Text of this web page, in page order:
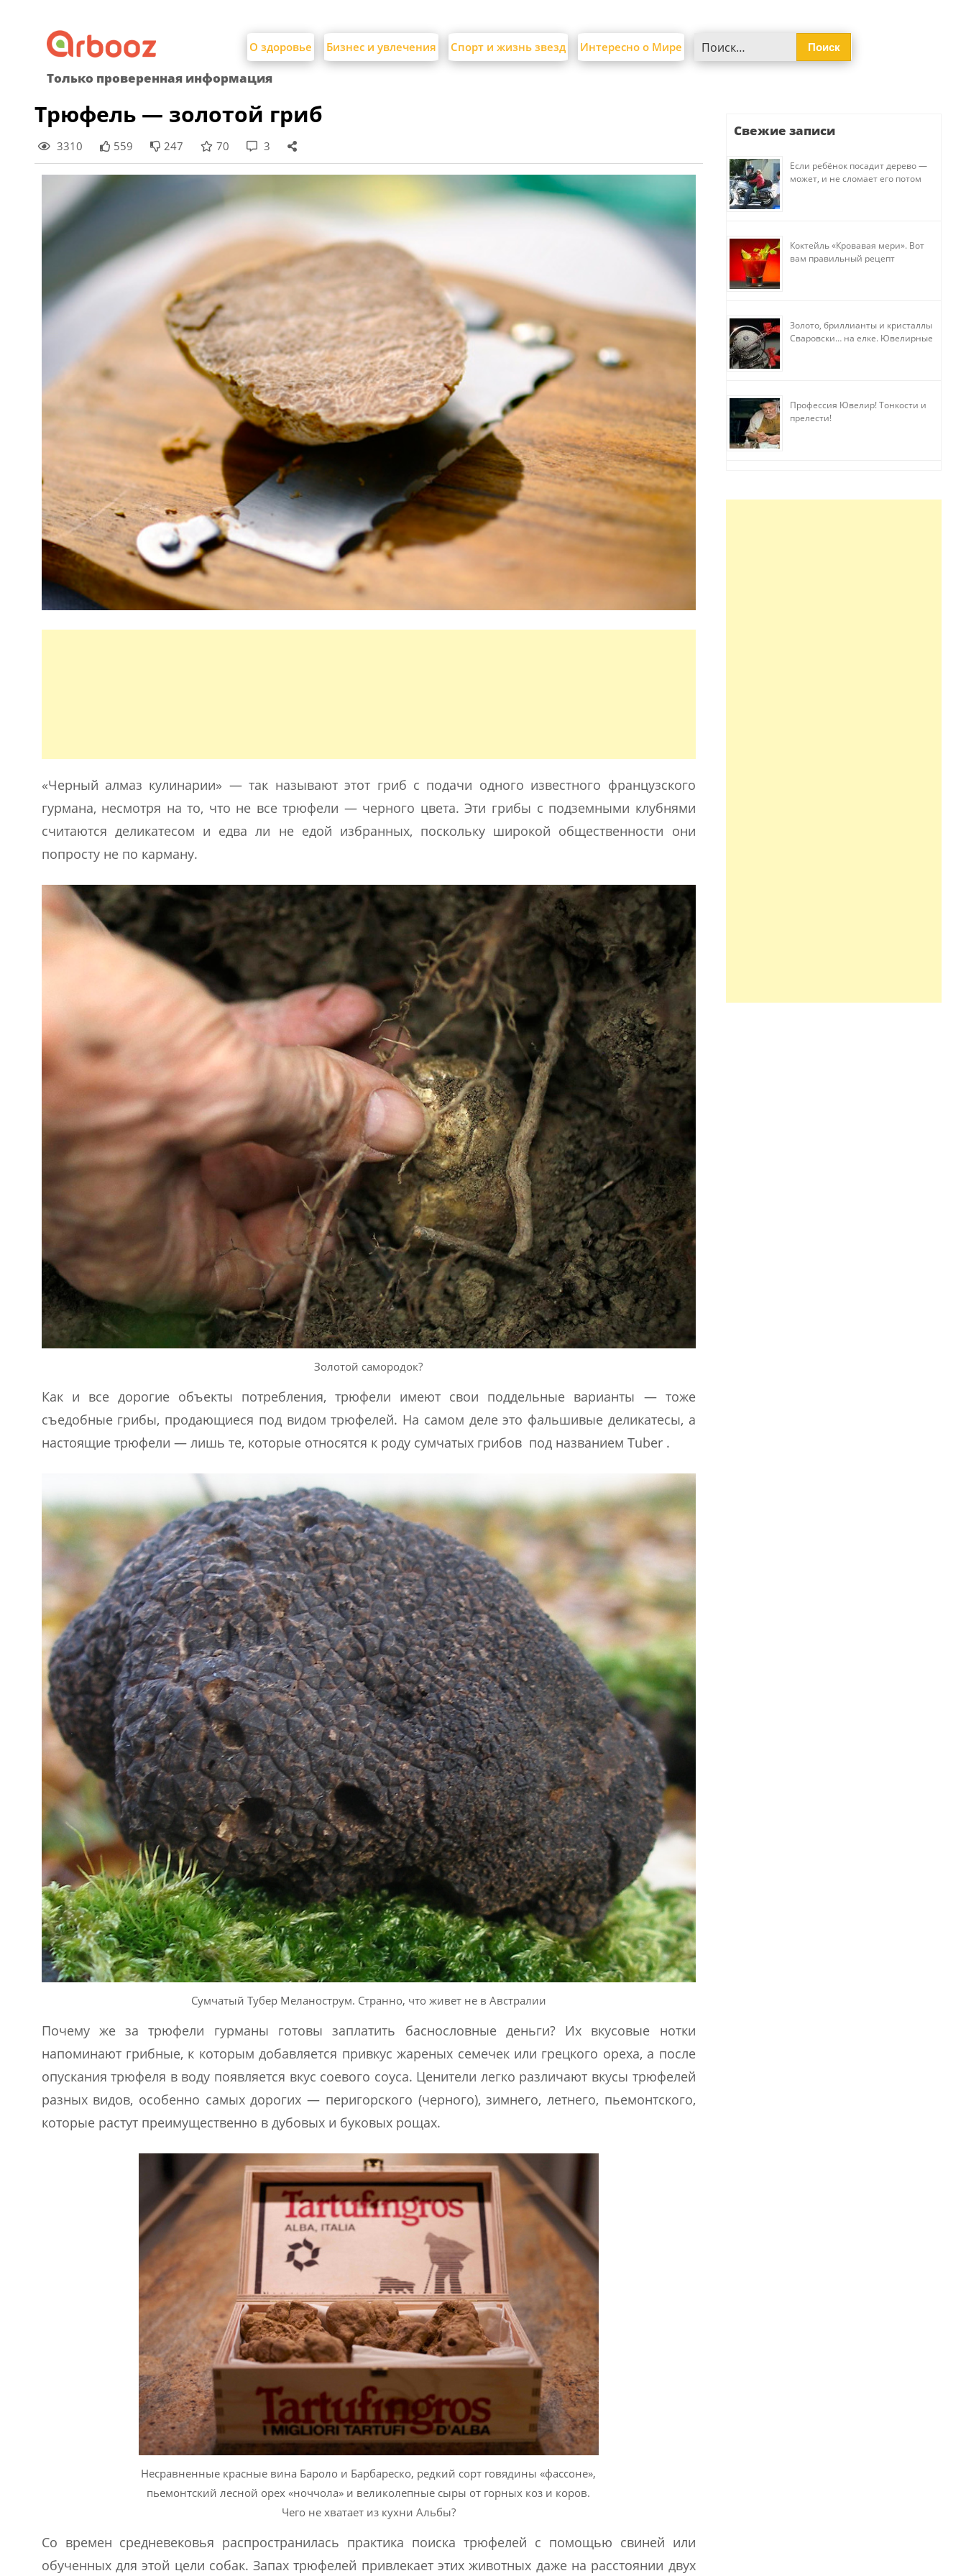
content
О здоровье Бизнес и увлечения Спорт и жизнь звезд Интересно о Мире
Только проверенная информация
Трюфель — золотой гриб
3310 559 247 70 3
«Черный алмаз кулинарии» — так называют этот гриб с подачи одного известного французского
гурмана, несмотря на то, что не все трюфели — черного цвета. Эти грибы с подземными клубнями
считаются деликатесом и едва ли не едой избранных, поскольку широкой общественности они
попросту не по карману.
Золотой самородок?
Как и все дорогие объекты потребления, трюфели имеют свои поддельные варианты — тоже
съедобные грибы, продающиеся под видом трюфелей. На самом деле это фальшивые деликатесы, а
настоящие трюфели — лишь те, которые относятся к роду сумчатых грибов под названием Tuber .
Сумчатый Тубер Меланострум. Странно, что живет не в Австралии
Почему же за трюфели гурманы готовы заплатить баснословные деньги? Их вкусовые нотки
напоминают грибные, к которым добавляется привкус жареных семечек или грецкого ореха, а после
опускания трюфеля в воду появляется вкус соевого соуса. Ценители легко различают вкусы трюфелей
разных видов, особенно самых дорогих — перигорского (черного), зимнего, летнего, пьемонтского,
которые растут преимущественно в дубовых и буковых рощах.
Несравненные красные вина Бароло и Барбареско, редкий сорт говядины «фассоне»,
пьемонтский лесной орех «ноччола» и великолепные сыры от горных коз и коров.
Чего не хватает из кухни Альбы?
Со времен средневековья распространилась практика поиска трюфелей с помощью свиней или
обученных для этой цели собак. Запах трюфелей привлекает этих животных даже на расстоянии двух
Свежие записи
Если ребёнок посадит дерево —
может, и не сломает его потом
Коктейль «Кровавая мери». Вот
вам правильный рецепт
Золото, бриллианты и кристаллы
Сваровски… на елке. Ювелирные
Профессия Ювелир! Тонкости и
прелести!